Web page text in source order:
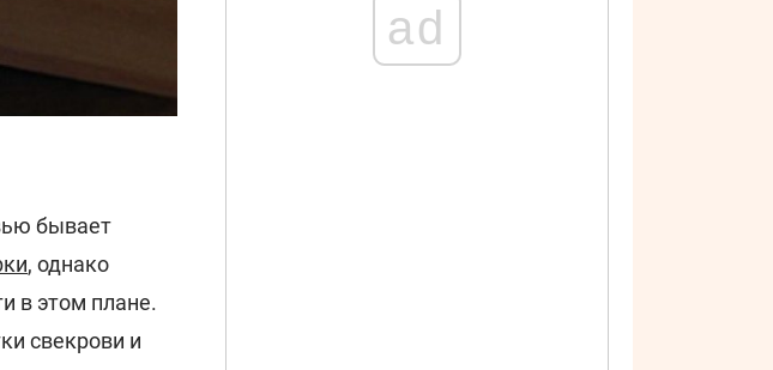
бывает
, однако
в этом плане.
свекрови и
ad